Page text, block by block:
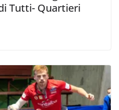
Tutti- Quartieri